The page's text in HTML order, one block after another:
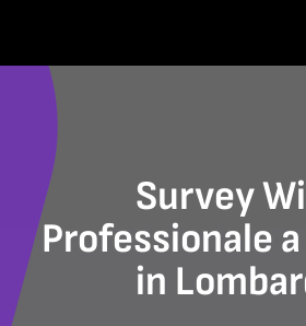
contenuto
Survey
Professionale
in